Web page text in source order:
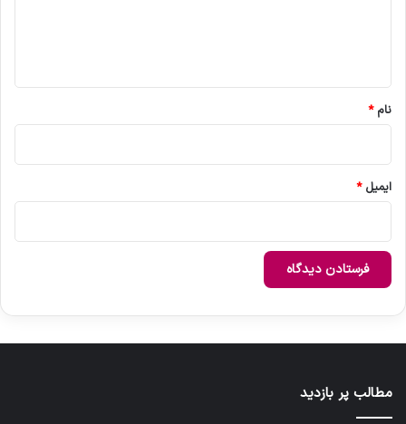
نام*
ایمیل*
مطالب پر بازدید